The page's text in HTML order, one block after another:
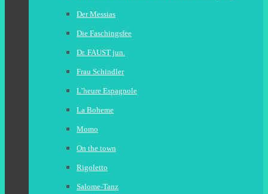
Der Messias
Die Faschingsfee
Dr. FAUST jun.
Frau Schindler
L’heure Espagnole
La Boheme
Momo
On the town
Rigoletto
Salome-Tanz